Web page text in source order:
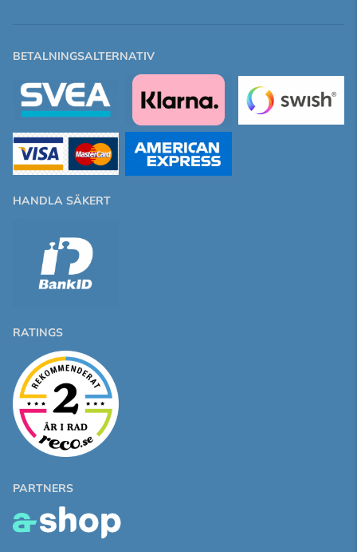
BETALNINGSALTERNATIV
HANDLA SÄKERT
RATINGS
PARTNERS